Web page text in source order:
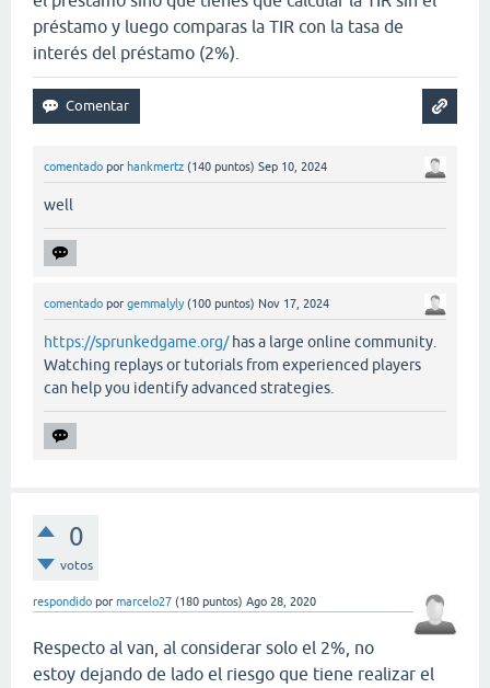
préstamo y luego comparas la TIR con la tasa de
interés del préstamo (2%).
comentado por hankmertz (140 puntos) Sep 10, 2024
well
comentado por gemmalyly (100 puntos) Nov 17, 2024
https://sprunkedgame.org/has a large online community.
Watching replays or tutorials from experienced players
can help you identify advanced strategies.
0
votos
respondido por marcelo27 (180 puntos) Ago 28, 2020
Respecto al van, al considerar solo el 2%, no
estoy dejando de lado el riesgo que tiene realizar el